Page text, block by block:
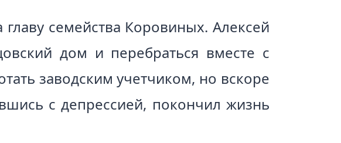
семейства Коровиных. Алексей
дом и перебраться вместе с
заводским учетчиком, но вскоре
с депрессией, покончил жизнь